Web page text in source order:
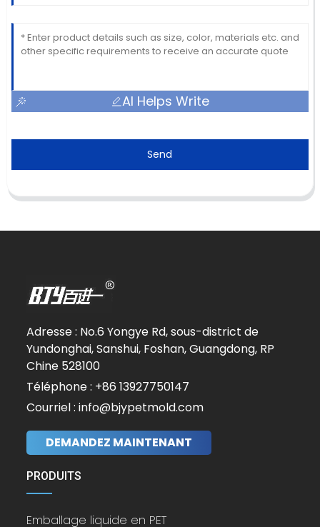
AI Helps Write
Send
Adresse : No.6 Yongye Rd, sous-district de
Yundonghai, Sanshui, Foshan, Guangdong, RP
Chine 528100
Téléphone : +86 13927750147
Courriel : info@bjypetmold.com
DEMANDEZ MAINTENANT
PRODUITS
Emballage liquide en PET